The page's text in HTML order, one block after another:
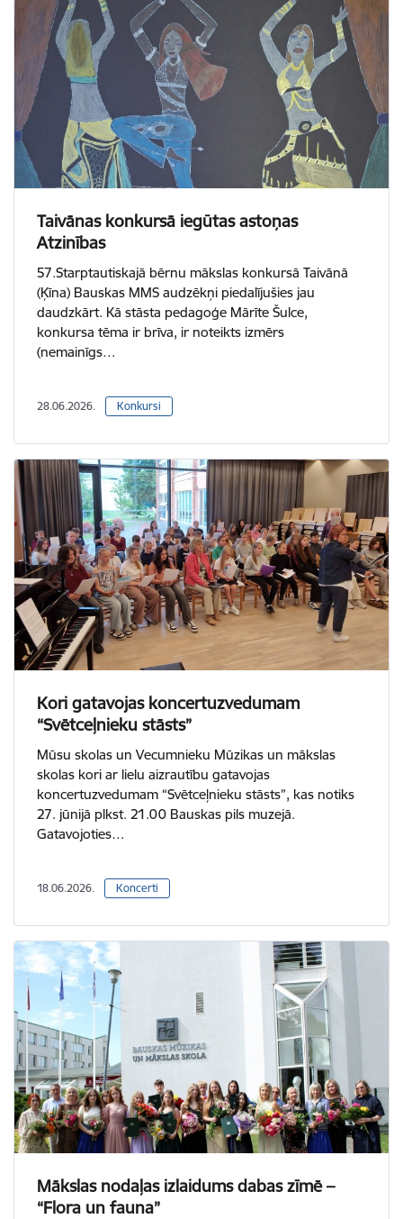
Taivānas konkursā iegūtas astoņas
Atzinības
57.Starptautiskajā bērnu mākslas konkursā Taivānā
(Ķīna) Bauskas MMS audzēkņi piedalījušies jau
daudzkārt. Kā stāsta pedagoģe Mārīte Šulce,
konkursa tēma ir brīva, ir noteikts izmērs
(nemainīgs…
28.06.2026. Konkursi
Kori gatavojas koncertuzvedumam
“Svētceļnieku stāsts”
Mūsu skolas un Vecumnieku Mūzikas un mākslas
skolas kori ar lielu aizrautību gatavojas
koncertuzvedumam “Svētceļnieku stāsts”, kas notiks
27. jūnijā plkst. 21.00 Bauskas pils muzejā.
Gatavojoties…
18.06.2026. Koncerti
Mākslas nodaļas izlaidums dabas zīmē –
“Flora un fauna”